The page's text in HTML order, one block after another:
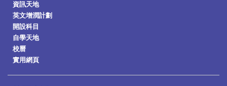
資訊天地
英文增潤計劃
開設科目
自學天地
校曆
實用網頁